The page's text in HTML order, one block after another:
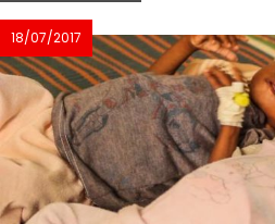
18/07/2017